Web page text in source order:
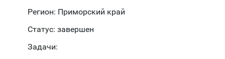
Регион: Приморский край
Статус: завершен
Задачи: